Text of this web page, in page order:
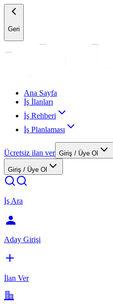
Geri
Ana Sayfa
İş İlanları
İş Rehberi
İş Planlaması
Ücretsiz ilan ver Giriş / Üye Ol
Giriş / Üye Ol
İş Ara
Aday Girişi
İlan Ver